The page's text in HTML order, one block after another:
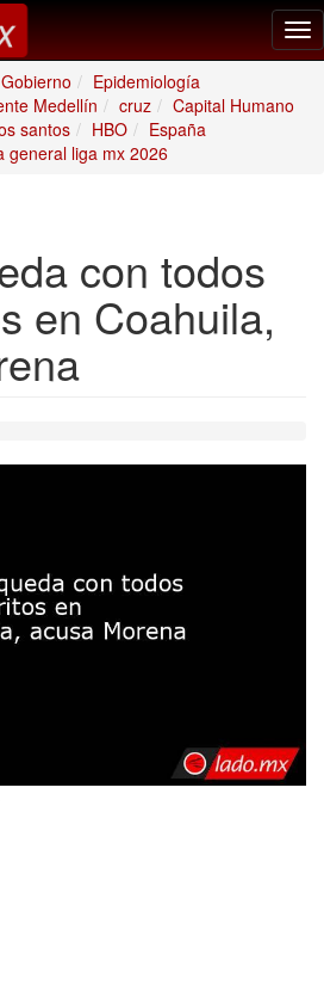
Gobierno
Epidemiología
Medellín
cruz
Capital Humano
santos
HBO
España
general liga mx 2026
con todos
en Coahuila,